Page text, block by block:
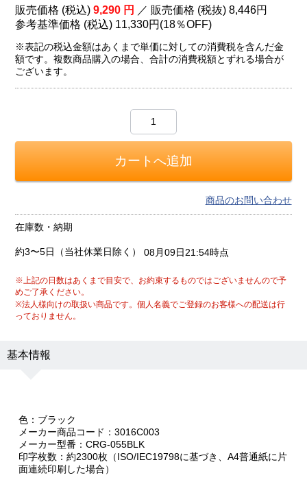
販売価格 (税込)9,290 円 ／ 販売価格 (税抜)8,446円
参考基準価格 (税込) 11,330円 (18％OFF)
※表記の税込金額はあくまで単価に対しての消費税を含んだ金
額です。複数商品購入の場合、合計の消費税額とずれる場合が
ございます。
商品のお問い合わせ
在庫数・納期
約3〜5日（当社休業日除く） 08月09日21:54時点
※上記の日数はあくまで目安で、お約束するものではございませんので予
めご了承ください。
※法人様向けの取扱い商品です。個人名義でご登録のお客様への配送は行
っておりません。
基本情報
色：ブラック
メーカー商品コード：3016C003
メーカー型番：CRG-055BLK
印字枚数：約2300枚（ISO/IEC19798に基づき、A4普通紙に片
面連続印刷した場合）